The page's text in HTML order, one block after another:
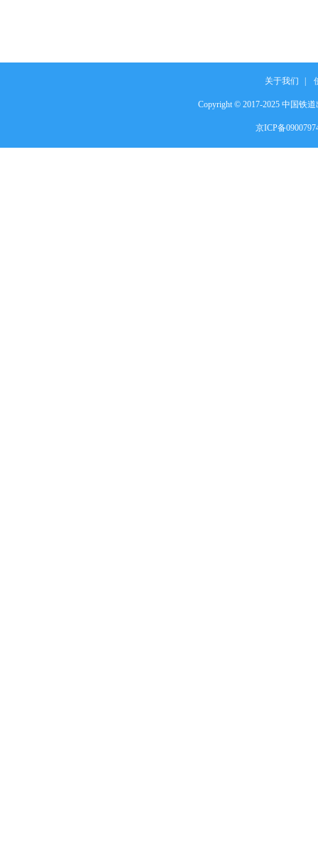
关于我们
Copyright © 2017-2025 中国铁道
京ICP备